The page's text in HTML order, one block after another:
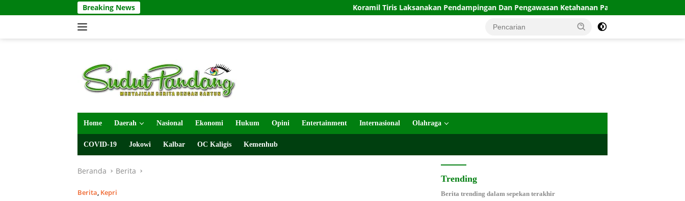
ke
Breaking News Koramil Tiris Laksanakan Pendampingan Dan Pengawasan Ketahanan Pangan Dalam Proses Panen Padi
Home Daerah Nasional Ekonomi Hukum Opini Entertainment Internasional Olahraga
COVID-19 Jokowi Kalbar OC Kaligis Kemenhub
Beranda Berita
Berita, Kepri
Trending
Berita trending dalam sepekan terakhir